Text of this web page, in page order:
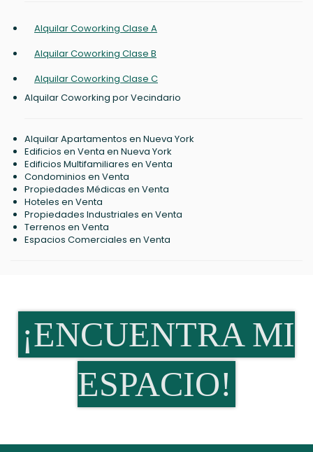
Alquilar Coworking Clase A
Alquilar Coworking Clase B
Alquilar Coworking Clase C
Alquilar Coworking por Vecindario
Alquilar Apartamentos en Nueva York
Edificios en Venta en Nueva York
Edificios Multifamiliares en Venta
Condominios en Venta
Propiedades Médicas en Venta
Hoteles en Venta
Propiedades Industriales en Venta
Terrenos en Venta
Espacios Comerciales en Venta
¡ENCUENTRA MI
ESPACIO!